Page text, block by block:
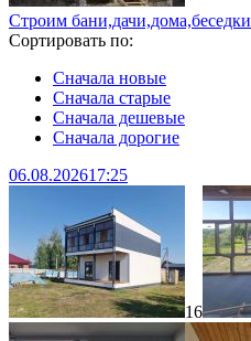
Строим бани,дачи,дома,беседки
Сортировать по:
Сначала новые
Сначала старые
Сначала дешевые
Сначала дорогие
06.08.202617:25
16